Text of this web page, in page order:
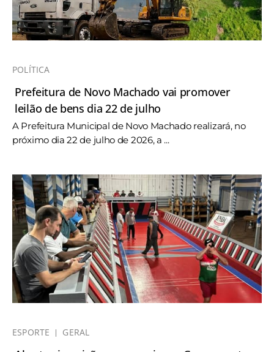
POLÍTICA
Prefeitura de Novo Machado vai promover
leilão de bens dia 22 de julho
A Prefeitura Municipal de Novo Machado realizará, no
próximo dia 22 de julho de 2026, a ...
ESPORTE GERAL